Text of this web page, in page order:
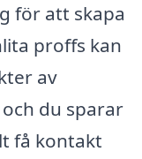
för att skapa
proffs kan
av
du sparar
få kontakt